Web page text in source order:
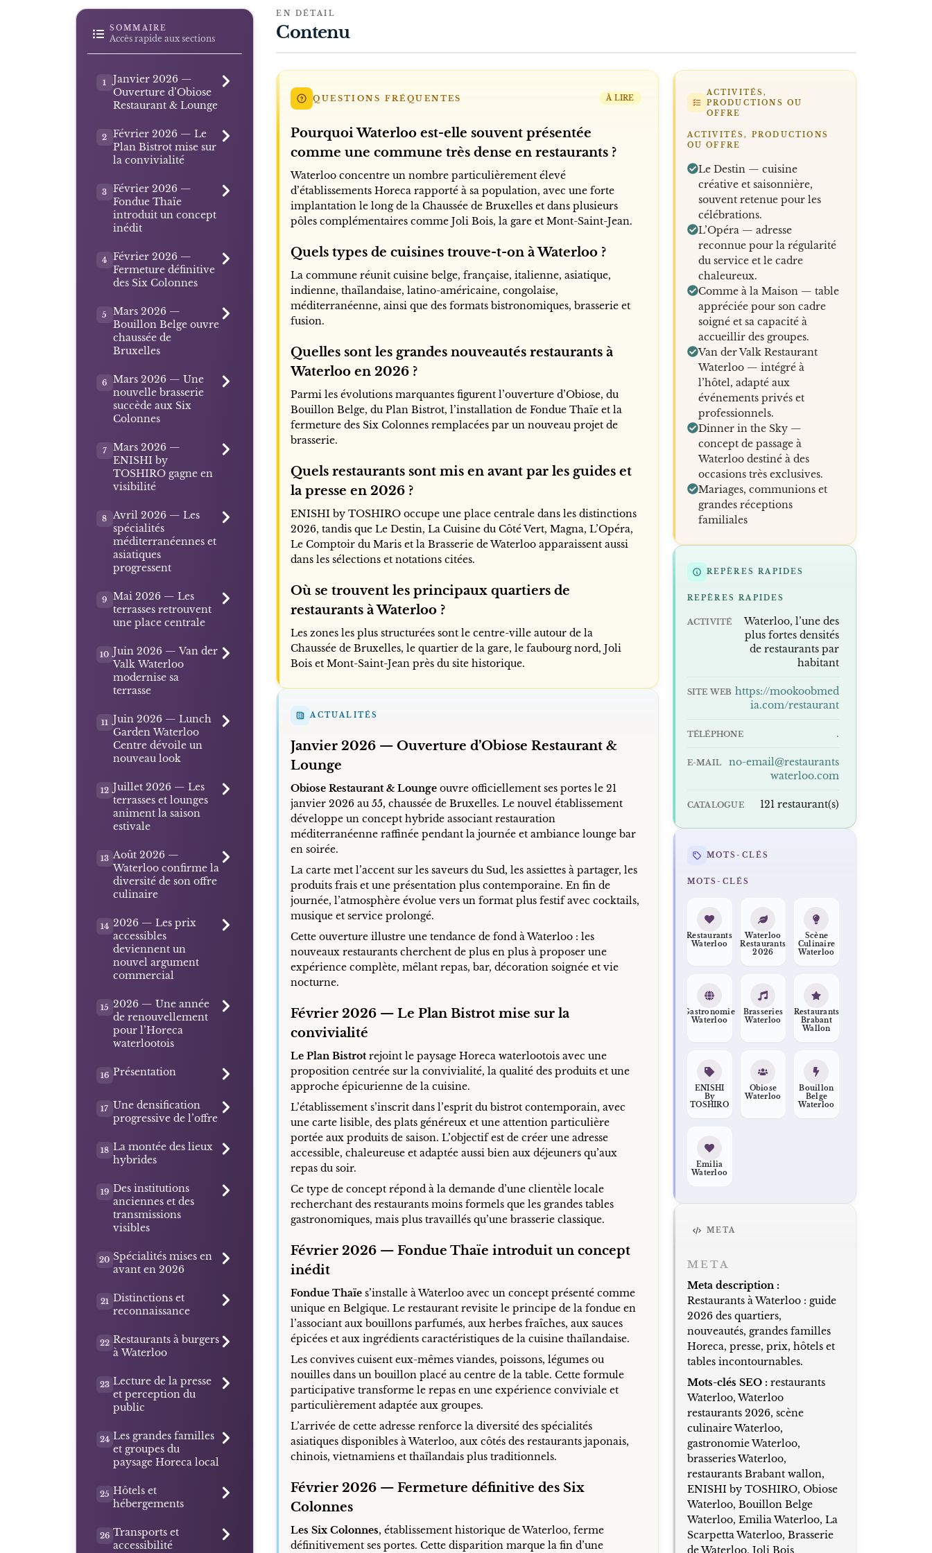
SOMMAIRE
Accès rapide aux sections
1
Janvier 2026 —
Ouverture d’Obiose
Restaurant & Lounge
2
Février 2026 — Le
Plan Bistrot mise sur
la convivialité
3
Février 2026 —
Fondue Thaïe
introduit un concept
inédit
4
Février 2026 —
Fermeture définitive
des Six Colonnes
5
Mars 2026 —
Bouillon Belge ouvre
chaussée de
Bruxelles
6
Mars 2026 — Une
nouvelle brasserie
succède aux Six
Colonnes
7
Mars 2026 —
ENISHI by
TOSHIRO gagne en
visibilité
8
Avril 2026 — Les
spécialités
méditerranéennes et
asiatiques
progressent
9
Mai 2026 — Les
terrasses retrouvent
une place centrale
10 Juin 2026 — Van der
Valk Waterloo
modernise sa
terrasse
11 Juin 2026 — Lunch
Garden Waterloo
Centre dévoile un
nouveau look
12 Juillet 2026 — Les
terrasses et lounges
animent la saison
estivale
13 Août 2026 —
Waterloo confirme la
diversité de son offre
culinaire
14 2026 — Les prix
accessibles
deviennent un
nouvel argument
commercial
15 2026 — Une année
de renouvellement
pour l’Horeca
waterlootois
16 Présentation
17 Une densification
progressive de l’offre
18 La montée des lieux
hybrides
19 Des institutions
anciennes et des
transmissions
visibles
20 Spécialités mises en
avant en 2026
21 Distinctions et
reconnaissance
22 Restaurants à burgers
à Waterloo
23 Lecture de la presse
et perception du
public
24 Les grandes familles
et groupes du
paysage Horeca local
25 Hôtels et
hébergements
26 Transports et
accessibilité
EN DÉTAIL
Contenu
QUESTIONS FRÉQUENTES À LIRE
Pourquoi Waterloo est-elle souvent présentée
comme une commune très dense en restaurants ?
Waterloo concentre un nombre particulièrement élevé
d’établissements Horeca rapporté à sa population, avec une forte
implantation le long de la Chaussée de Bruxelles et dans plusieurs
pôles complémentaires comme Joli Bois, la gare et Mont-Saint-Jean.
Quels types de cuisines trouve-t-on à Waterloo ?
La commune réunit cuisine belge, française, italienne, asiatique,
indienne, thaïlandaise, latino-américaine, congolaise,
méditerranéenne, ainsi que des formats bistronomiques, brasserie et
fusion.
Quelles sont les grandes nouveautés restaurants à
Waterloo en 2026 ?
Parmi les évolutions marquantes figurent l’ouverture d’Obiose, du
Bouillon Belge, du Plan Bistrot, l’installation de Fondue Thaïe et la
fermeture des Six Colonnes remplacées par un nouveau projet de
brasserie.
Quels restaurants sont mis en avant par les guides et
la presse en 2026 ?
ENISHI by TOSHIRO occupe une place centrale dans les distinctions
2026, tandis que Le Destin, La Cuisine du Côté Vert, Magna, L’Opéra,
Le Comptoir du Maris et la Brasserie de Waterloo apparaissent aussi
dans les sélections et notations citées.
Où se trouvent les principaux quartiers de
restaurants à Waterloo ?
Les zones les plus structurées sont le centre-ville autour de la
Chaussée de Bruxelles, le quartier de la gare, le faubourg nord, Joli
Bois et Mont-Saint-Jean près du site historique.
ACTUALITÉS
Janvier 2026 — Ouverture d’Obiose Restaurant &
Lounge
Obiose Restaurant & Lounge ouvre officiellement ses portes le 21
janvier 2026 au 55, chaussée de Bruxelles. Le nouvel établissement
développe un concept hybride associant restauration
méditerranéenne raffinée pendant la journée et ambiance lounge bar
en soirée.
La carte met l’accent sur les saveurs du Sud, les assiettes à partager, les
produits frais et une présentation plus contemporaine. En fin de
journée, l’atmosphère évolue vers un format plus festif avec cocktails,
musique et service prolongé.
Cette ouverture illustre une tendance de fond à Waterloo : les
nouveaux restaurants cherchent de plus en plus à proposer une
expérience complète, mêlant repas, bar, décoration soignée et vie
nocturne.
Février 2026 — Le Plan Bistrot mise sur la
convivialité
Le Plan Bistrot rejoint le paysage Horeca waterlootois avec une
proposition centrée sur la convivialité, la qualité des produits et une
approche épicurienne de la cuisine.
L’établissement s’inscrit dans l’esprit du bistrot contemporain, avec
une carte lisible, des plats généreux et une attention particulière
portée aux produits de saison. L’objectif est de créer une adresse
accessible, chaleureuse et adaptée aussi bien aux déjeuners qu’aux
repas du soir.
Ce type de concept répond à la demande d’une clientèle locale
recherchant des restaurants moins formels que les grandes tables
gastronomiques, mais plus travaillés qu’une brasserie classique.
Février 2026 — Fondue Thaïe introduit un concept
inédit
Fondue Thaïe s’installe à Waterloo avec un concept présenté comme
unique en Belgique. Le restaurant revisite le principe de la fondue en
l’associant aux bouillons parfumés, aux herbes fraîches, aux sauces
épicées et aux ingrédients caractéristiques de la cuisine thaïlandaise.
Les convives cuisent eux-mêmes viandes, poissons, légumes ou
nouilles dans un bouillon placé au centre de la table. Cette formule
participative transforme le repas en une expérience conviviale et
particulièrement adaptée aux groupes.
L’arrivée de cette adresse renforce la diversité des spécialités
asiatiques disponibles à Waterloo, aux côtés des restaurants japonais,
chinois, vietnamiens et thaïlandais plus traditionnels.
Février 2026 — Fermeture définitive des Six
Colonnes
Les Six Colonnes, établissement historique de Waterloo, ferme
définitivement ses portes. Cette disparition marque la fin d’une
ACTIVITÉS,
PRODUCTIONS OU
OFFRE
ACTIVITÉS, PRODUCTIONS
OU OFFRE
Le Destin — cuisine
créative et saisonnière,
souvent retenue pour les
célébrations.
L’Opéra — adresse
reconnue pour la régularité
du service et le cadre
chaleureux.
Comme à la Maison — table
appréciée pour son cadre
soigné et sa capacité à
accueillir des groupes.
Van der Valk Restaurant
Waterloo — intégré à
l’hôtel, adapté aux
événements privés et
professionnels.
Dinner in the Sky —
concept de passage à
Waterloo destiné à des
occasions très exclusives.
Mariages, communions et
grandes réceptions
familiales
REPÈRES RAPIDES
REPÈRES RAPIDES
ACTIVITÉ
Waterloo, l’une des
plus fortes densités
de restaurants par
habitant
SITE WEB https://mookoobmed
ia.com/restaurant
TÉLÉPHONE .
E-MAIL
no-email@restaurants
waterloo.com
CATALOGUE 121 restaurant(s)
MOTS-CLÉS
MOTS-CLÉS
Restaurants
Waterloo
Waterloo
Restaurants
2026
Scène
Culinaire
Waterloo
Gastronomie
Waterloo
Brasseries
Waterloo
Restaurants
Brabant
Wallon
ENISHI
By
TOSHIRO
Obiose
Waterloo
Bouillon
Belge
Waterloo
Emilia
Waterloo
META
META
Meta description :
Restaurants à Waterloo : guide
2026 des quartiers,
nouveautés, grandes familles
Horeca, presse, prix, hôtels et
tables incontournables.
Mots-clés SEO : restaurants
Waterloo, Waterloo
restaurants 2026, scène
culinaire Waterloo,
gastronomie Waterloo,
brasseries Waterloo,
restaurants Brabant wallon,
ENISHI by TOSHIRO, Obiose
Waterloo, Bouillon Belge
Waterloo, Emilia Waterloo, La
Scarpetta Waterloo, Brasserie
de Waterloo, Joli Bois